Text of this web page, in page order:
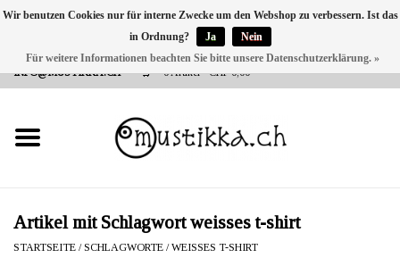
VERSANDKOSTEN 0 CHF INNERHALB CH | INT. VERSAND ÜBER
INFO@MUSTIKKA.CH
0 Artikel - CHF 0,00
NEU BEI UNS
SHOP - A PIECE OF
FINLAND FOR YOU
Artikel mit Schlagwort weisses t-shirt
STARTSEITE /SCHLAGWORTE /WEISSES T-SHIRT
Wir benutzen Cookies nur für interne Zwecke um den Webshop zu verbessern. Ist das
in Ordnung?
Ja
Nein
Für weitere Informationen beachten Sie bitte unsere Datenschutzerklärung. »